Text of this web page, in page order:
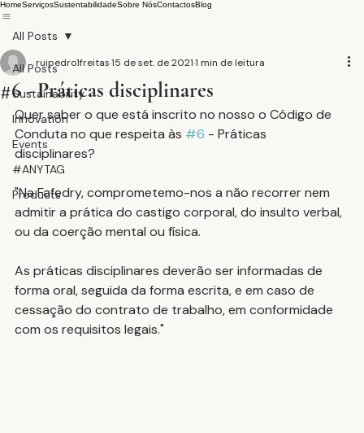
HomeServiçosSustentabilidadeSobre NósContactosBlog
All Posts
Sustainability
Innovation
Events
#ANYTAG
Products
All Posts
#6 - Práticas disciplinares
ruipedro1freitas15 de set. de 20211 min de leitura
Quer saber o que está inscrito no nosso o Código de
Conduta no que respeita às #6 - Práticas
disciplinares?
"Na Fafedry, comprometemo-nos a não recorrer nem
admitir a prática do castigo corporal, do insulto verbal,
ou da coerção mental ou física.
As práticas disciplinares deverão ser informadas de
forma oral, seguida da forma escrita, e em caso de
cessação do contrato de trabalho, em conformidade
com os requisitos legais."